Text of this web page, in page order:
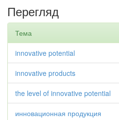
Перегляд
Тема
innovative potential
innovative products
the level of innovative potential
инновационная продукция